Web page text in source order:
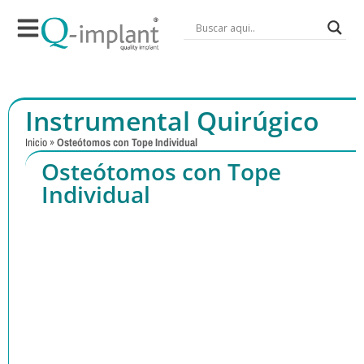
Instrumental Quirúgico
Inicio »Osteótomos con Tope Individual
Osteótomos con Tope
Individual